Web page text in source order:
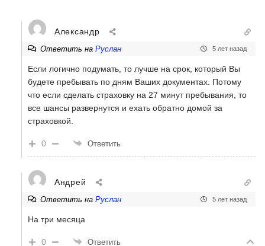
Александр
Ответить на Руслан 5 лет назад
Если логично подумать, то лучше на срок, который Вы
будете пребывать по дням Ваших документах. Потому
что если сделать страховку на 27 минут пребывания, то
все шансы развернутся и ехать обратно домой за
страховкой.
0 Ответить
Андрей
Ответить на Руслан 5 лет назад
На три месяца
0 Ответить